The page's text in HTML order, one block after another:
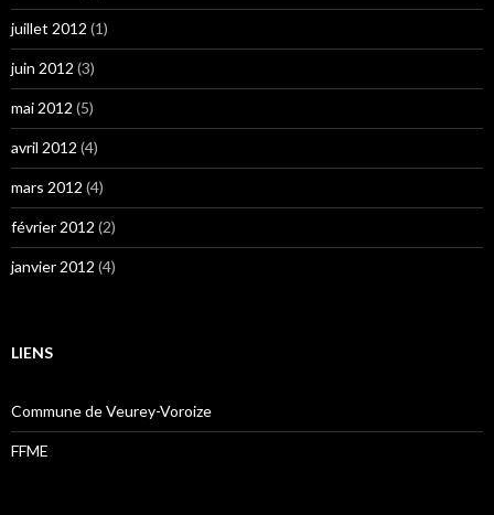
juillet 2012 (1)
juin 2012 (3)
mai 2012 (5)
avril 2012 (4)
mars 2012 (4)
février 2012 (2)
janvier 2012 (4)
LIENS
Commune de Veurey-Voroize
FFME